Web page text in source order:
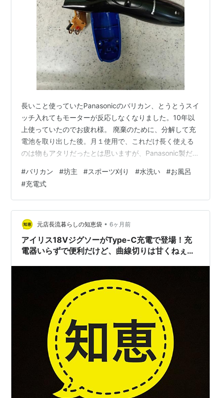
長いこと使っていたPanasonicのバリカン、とうとうスイ
ッチ入れてもモーターが反応しなくなりました。10年以
上使っていたのでお疲れ様。 廃棄のために、分解して充
電池を取り出した後。月１使用で、これだけ長く使える
のは物もアタリだったとは思いますが、Panasonic製だっ
しては、私と相性が悪いのですが、小型家電製品につい
ては別。そもそも、日本の大手電機メーカーは家庭用の
小型家電製品から軒並み撤退しちゃってますし。新しく
私の芝刈り任務にあたるのはこの子。 同じくPanasonic
のER-GF42-W。購入の際のポイントは、充電式であるこ
と、本体…
#バリカン #坊主 #スポーツ刈り #水洗い #お風呂
#充電式
元店長流暮らしの知恵袋 • 6ヶ月前
アイリス18VジグソーがType-C充電で登場！充
電器いらずで便利だけど、曲線切りは甘くねぇ